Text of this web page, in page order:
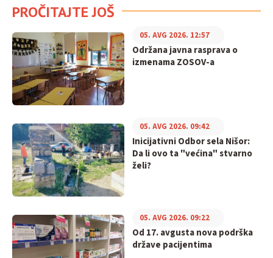
PROČITAJTE JOŠ
Održana javna rasprava o
izmenama ZOSOV-a
05. AVG 2026. 12:57
Inicijativni Odbor sela Nišor:
Da li ovo ta "većina" stvarno
želi?
05. AVG 2026. 09:42
Od 17. avgusta nova podrška
države pacijentima
05. AVG 2026. 09:22